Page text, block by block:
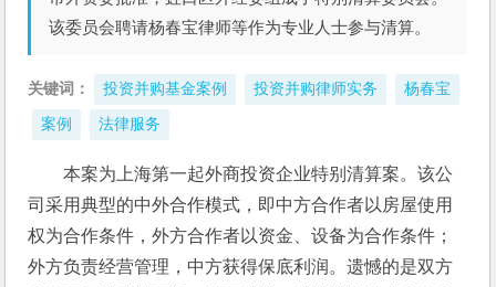
该委员会聘请杨春宝律师等作为专业人士参与清算。
关键词： 投资并购基金案例 投资并购律师实务 杨春宝
案例 法律服务
本案为上海第一起外商投资企业特别清算案。该公
司采用典型的中外合作模式，即中方合作者以房屋使用
权为合作条件，外方合作者以资金、设备为合作条件；
外方负责经营管理，中方获得保底利润。遗憾的是双方